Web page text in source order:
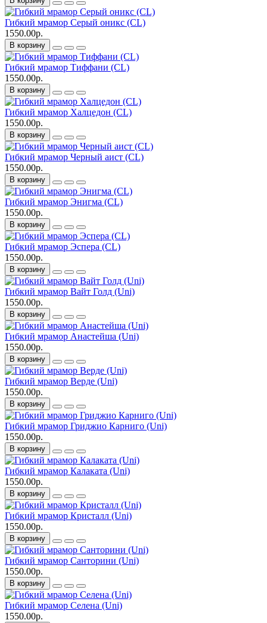
Гибкий мрамор Серый оникс (CL)
1550.00р.
В корзину
Гибкий мрамор Тиффани (CL)
1550.00р.
В корзину
Гибкий мрамор Халцедон (CL)
1550.00р.
В корзину
Гибкий мрамор Черный аист (CL)
1550.00р.
В корзину
Гибкий мрамор Энигма (CL)
1550.00р.
В корзину
Гибкий мрамор Эспера (CL)
1550.00р.
В корзину
Гибкий мрамор Вайт Голд (Uni)
1550.00р.
В корзину
Гибкий мрамор Анастейша (Uni)
1550.00р.
В корзину
Гибкий мрамор Верде (Uni)
1550.00р.
В корзину
Гибкий мрамор Гриджио Карниго (Uni)
1550.00р.
В корзину
Гибкий мрамор Калаката (Uni)
1550.00р.
В корзину
Гибкий мрамор Кристалл (Uni)
1550.00р.
В корзину
Гибкий мрамор Санторини (Uni)
1550.00р.
В корзину
Гибкий мрамор Селена (Uni)
1550.00р.